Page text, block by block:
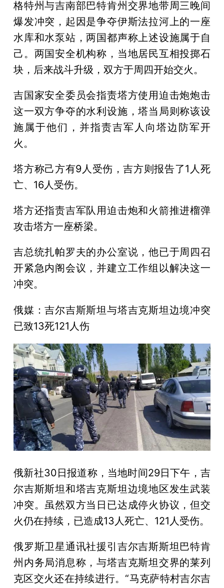
格特州与吉南部巴特肯州交界地带周三晚间
爆发冲突，起因是争夺伊斯法拉河上的一座
水库和水泵站，两国都声称上述设施属于自
己。两国安全机构称，当地居民互相投掷石
块，后来战斗升级，双方于周四开始交火。
吉国家安全委员会指责塔方使用迫击炮炮击
这一双方争夺的水利设施，塔当局则称该设
施属于他们，并指责吉军人向塔边防军开
火。
塔方称己方有9人受伤，吉方则报告了1人死
亡、16人受伤。
塔方还指责吉军队用迫击炮和火箭推进榴弹
攻击塔方一座桥梁。
吉总统扎帕罗夫的办公室说，他已于周四召
开紧急内阁会议，并建立工作组以解决这一
冲突。
俄媒：吉尔吉斯斯坦与塔吉克斯坦边境冲突
已致13死121人伤
俄新社30日报道称，当地时间29日下午，吉
尔吉斯斯坦和塔吉克斯坦边境地区发生武装
冲突。虽然双方当日已达成停火协议，但交
火仍在持续，已造成13人死亡、121人受伤。
俄罗斯卫星通讯社援引吉尔吉斯斯坦巴特肯
州内务局消息称，与塔吉克斯坦交界的莱列
克区交火还在持续进行。“马克萨特村吉尔吉